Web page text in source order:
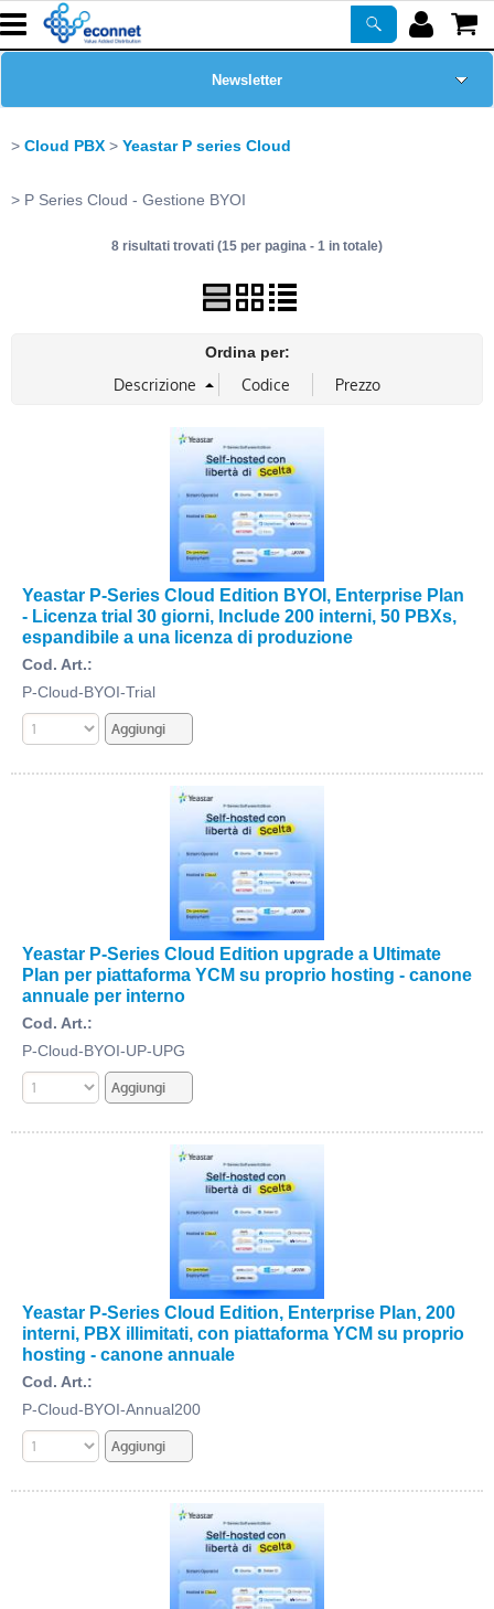
Chi siamo
Prodotti
Corsi
ASSISTENZA
Newsletter
PROMO ATTIVE
Cloud PBX Yeastar P series Cloud
P Series Cloud - Gestione BYOI
8 risultati trovati (15 per pagina - 1 in totale)
Ordina per:
Yeastar P-Series Cloud Edition BYOI, Enterprise Plan
- Licenza trial 30 giorni, Include 200 interni, 50 PBXs,
espandibile a una licenza di produzione
Cod. Art.:
P-Cloud-BYOI-Trial
Yeastar P-Series Cloud Edition upgrade a Ultimate
Plan per piattaforma YCM su proprio hosting - canone
annuale per interno
Cod. Art.:
P-Cloud-BYOI-UP-UPG
Yeastar P-Series Cloud Edition, Enterprise Plan, 200
interni, PBX illimitati, con piattaforma YCM su proprio
hosting - canone annuale
Cod. Art.:
P-Cloud-BYOI-Annual200